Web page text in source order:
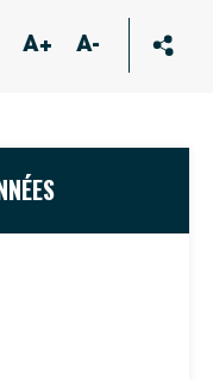
A+ A-